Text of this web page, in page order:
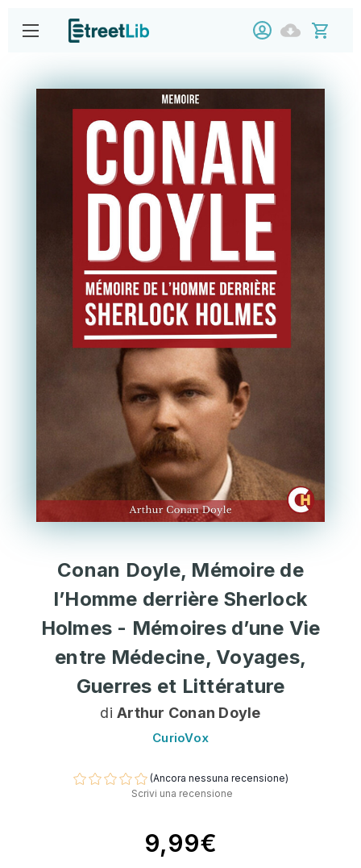
Conan Doyle, Mémoire de
l’Homme derrière Sherlock
Holmes - Mémoires d’une Vie
entre Médecine, Voyages,
Guerres et Littérature
diArthur Conan Doyle
CurioVox
(Ancora nessuna recensione)
Scrivi una recensione
9,99€